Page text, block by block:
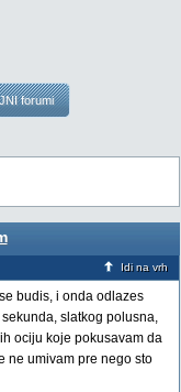
forumi
Idi na vrh
budis, i onda odlazes
slatkog polusna,
ociju koje pokusavam da
ne umivam pre nego sto